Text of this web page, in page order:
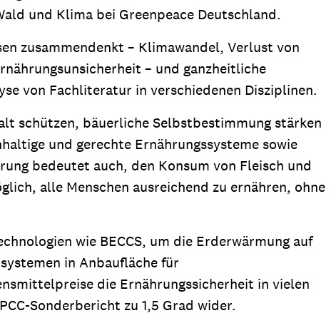
und Klima bei Greenpeace Deutschland.
zusammendenkt – Klimawandel, Verlust von
– und ganzheitliche
von Fachliteratur in verschiedenen Disziplinen.
schützen, bäuerliche Selbstbestimmung stärken
und gerechte Ernährungssysteme sowie
bedeutet auch, den Konsum von Fleisch und
alle Menschen ausreichend zu ernähren, ohne
wie BECCS, um die Erderwärmung auf
in Anbaufläche für
die Ernährungssicherheit in vielen
Sonderbericht zu 1,5 Grad wider.